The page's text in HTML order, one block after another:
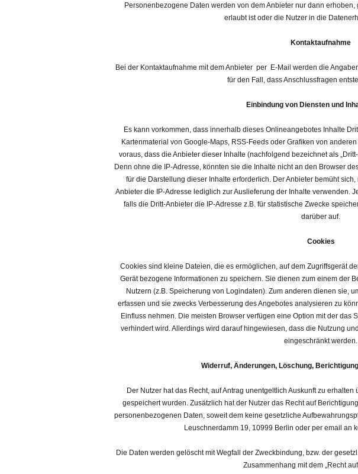
Personenbezogene Daten werden von dem Anbieter nur dann
erlaubt ist oder die Nutzer in die
Kontaktaufnahme
Bei der Kontaktaufnahme mit dem Anbieter per E-Mail werden die
für den Fall, dass Anschlussfragen
Einbindung von Diensten und
Es kann vorkommen, dass innerhalb dieses Onlineangebotes Inhalte
Kartenmaterial von Google-Maps, RSS-Feeds oder Grafiken von
voraus, dass die Anbieter dieser Inhalte (nachfolgend bezeichnet als
Denn ohne die IP-Adresse, könnten sie die Inhalte nicht an den Browser
für die Darstellung dieser Inhalte erforderlich. Der Anbieter bemüht
Anbieter die IP-Adresse lediglich zur Auslieferung der Inhalte verwenden.
falls die Dritt-Anbieter die IP-Adresse z.B. für statistische Zwecke
darüber auf.
Cookies
Cookies sind kleine Dateien, die es ermöglichen, auf dem Zugriffsgerät
Gerät bezogene Informationen zu speichern. Sie dienen zum einem der
Nutzern (z.B. Speicherung von Logindaten). Zum anderen dienen sie,
erfassen und sie zwecks Verbesserung des Angebotes analysieren zu
Einfluss nehmen. Die meisten Browser verfügen eine Option mit der das
verhindert wird. Allerdings wird darauf hingewiesen, dass die Nutzung
eingeschränkt werden.
Widerruf, Änderungen, Löschung,
Der Nutzer hat das Recht, auf Antrag unentgeltlich Auskunft zu
gespeichert wurden. Zusätzlich hat der Nutzer das Recht auf
personenbezogenen Daten, soweit dem keine gesetzliche
Leuschnerdamm 19, 10999 Berlin oder per email an
Die Daten werden gelöscht mit Wegfall der Zweckbindung, bzw. der
Zusammenhang mit dem „Recht